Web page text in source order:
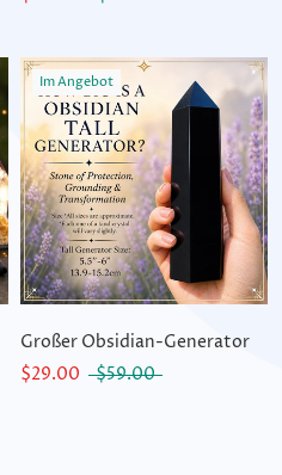
Im Angebot
Großer Obsidian-Generator
$29.00
$59.00